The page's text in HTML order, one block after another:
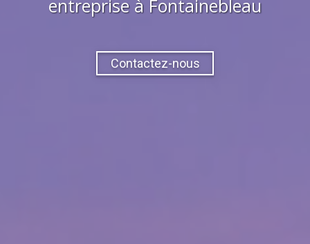
entreprise à Fontainebleau
Contactez-nous